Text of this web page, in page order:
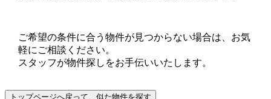
ご希望の条件に合う物件が見つからない場合は、お気
軽にご相談ください。
スタッフが物件探しをお手伝いいたします。